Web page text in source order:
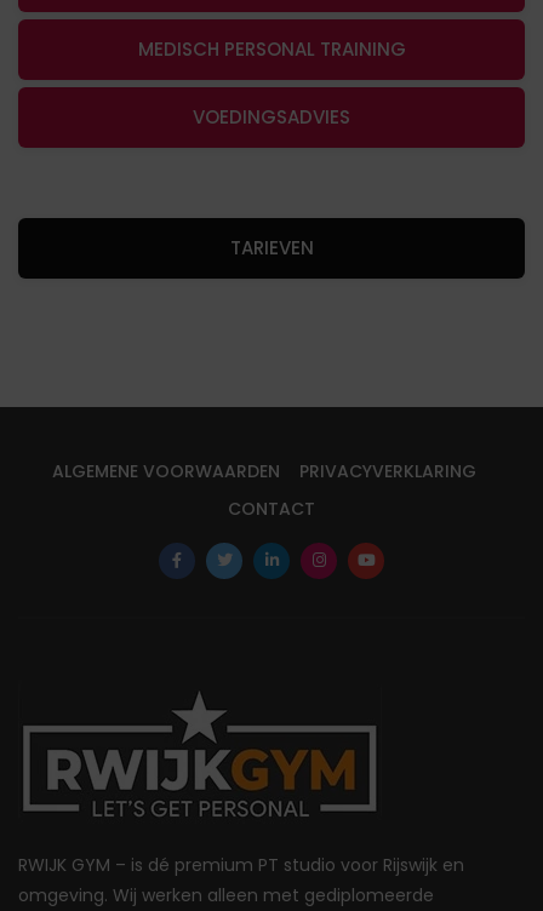
MEDISCH PERSONAL TRAINING
VOEDINGSADVIES
TARIEVEN
ALGEMENE VOORWAARDEN
PRIVACYVERKLARING
CONTACT
RWIJK GYM – is dé premium PT studio voor Rijswijk en
omgeving. Wij werken alleen met gediplomeerde